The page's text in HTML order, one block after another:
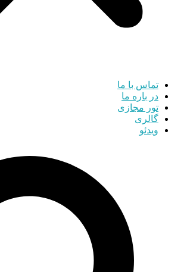
تماس با ما
در باره ما
تور مجازی
گالری
ویدئو